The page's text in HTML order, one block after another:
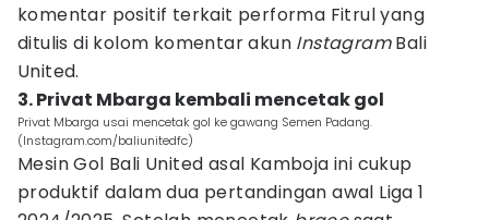
komentar positif terkait performa Fitrul yang
ditulis di kolom komentar akun InstagramBali
United.
3. Privat Mbarga kembali mencetak gol
Privat Mbarga usai mencetak gol ke gawang Semen Padang.
(Instagram.com/baliunitedfc)
Mesin Gol Bali United asal Kamboja ini cukup
produktif dalam dua pertandingan awal Liga 1